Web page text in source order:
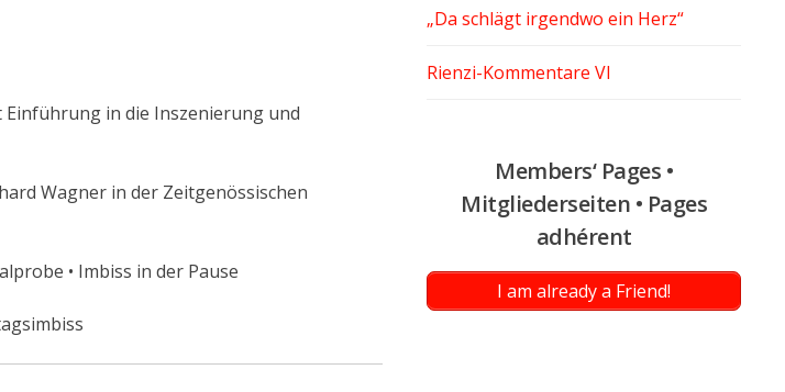
Einführung in die Inszenierung und
Wagner in der Zeitgenössischen
• Imbiss in der Pause
„Da schlägt irgendwo ein Herz“
Rienzi-Kommentare VI
Members‘ Pages •
Mitgliederseiten • Pages
adhérent
I am already a Friend!